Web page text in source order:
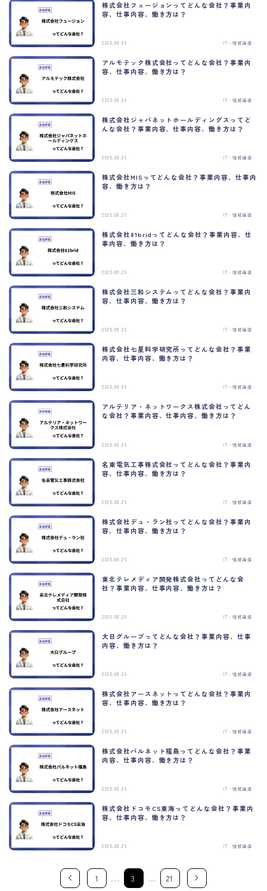
株式会社フュージョンってどんな会社？事業内
容、仕事内容、働き方は？
2025.08.29 IT・情報通信
アルモテック株式会社ってどんな会社？事業内
容、仕事内容、働き方は？
2025.08.29 IT・情報通信
株式会社ジャパネットホールディングスってど
んな会社？事業内容、仕事内容、働き方は？
2025.08.29 IT・情報通信
株式会社MISってどんな会社？事業内容、仕事内
容、働き方は？
2025.08.29 IT・情報通信
株式会社81bridってどんな会社？事業内容、仕
事内容、働き方は？
2025.08.29 IT・情報通信
株式会社三和システムってどんな会社？事業内
容、仕事内容、働き方は？
2025.08.29 IT・情報通信
株式会社七星科学研究所ってどんな会社？事業
内容、仕事内容、働き方は？
2025.08.29 IT・情報通信
アルテリア・ネットワークス株式会社ってどん
な会社？事業内容、仕事内容、働き方は？
2025.08.29 IT・情報通信
名東電気工事株式会社ってどんな会社？事業内
容、仕事内容、働き方は？
2025.08.29 IT・情報通信
株式会社デュ・ラン社ってどんな会社？事業内
容、仕事内容、働き方は？
2025.08.29 IT・情報通信
東北テレメディア開発株式会社ってどんな会
社？事業内容、仕事内容、働き方は？
2025.08.29 IT・情報通信
大日グループってどんな会社？事業内容、仕事
内容、働き方は？
2025.08.29 IT・情報通信
株式会社アースネットってどんな会社？事業内
容、仕事内容、働き方は？
2025.08.29 IT・情報通信
株式会社パルネット福島ってどんな会社？事業
内容、仕事内容、働き方は？
2025.08.29 IT・情報通信
株式会社ドコモCS東海ってどんな会社？事業内
容、仕事内容、働き方は？
2025.08.29 IT・情報通信
1 … 3 … 21
s
e
このメッセージを今後表示しない